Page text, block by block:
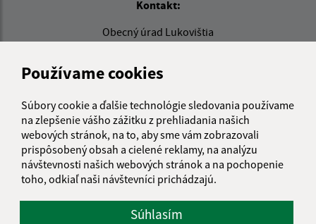
Používame cookies
Súbory cookie a ďalšie technológie sledovania používame
na zlepšenie vášho zážitku z prehliadania našich
webových stránok, na to, aby sme vám zobrazovali
prispôsobený obsah a cielené reklamy, na analýzu
návštevnosti našich webových stránok a na pochopenie
toho, odkiaľ naši návštevníci prichádzajú.
Súhlasím
Kontakt:
Obecný úrad Lukovištia
980 26 Lukovištia
+421 47 569 01 01
IČO: 00318906